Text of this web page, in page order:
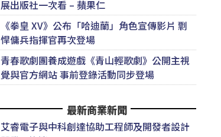
展出版社一次看 – 蘋果仁
《拳皇 XV》公布「哈迪蘭」角色宣傳影片 剽
悍傭兵指揮官再次登場
青春歌劇團養成遊戲《青山輕歌劇》公開主視
覺與官方網站 事前登錄活動同步登場
最新商業新聞
艾睿電子與中科創達協助工程師及開發者設計